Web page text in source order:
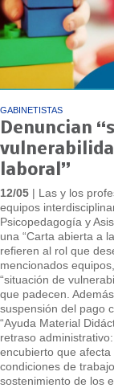
GABINETISTAS
Denuncian
laboral”
12/05 | Las y los
equipos
Psicopedagogía y
una “Carta abierta a
refieren al rol que
mencionados
“situación de
que padecen.
suspensión del pago
“Ayuda Material
retraso
encubierto que
condiciones de
sostenimiento de los